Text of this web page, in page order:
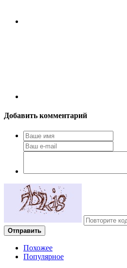
Добавить комментарий
Отправить
Похожее
Популярное